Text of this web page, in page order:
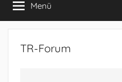
Menü
TR-Forum